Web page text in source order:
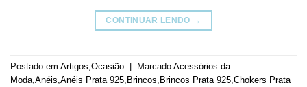
CONTINUAR LENDO →
Postado em Artigos Ocasião Marcado Acessórios da
Moda Anéis Anéis Prata 925 Brincos Brincos Prata 925 Chokers Prata